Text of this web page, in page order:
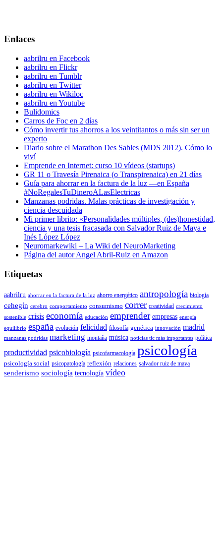
Enlaces
aabrilru en Facebook
aabrilru en Flickr
aabrilru en Tumblr
aabrilru en Twitter
aabrilru en Wikiloc
aabrilru en Youtube
Bulidomics
Carros de Foc en 2 días
Cómo invertir tus ahorros a los veintitantos o más sin ser un
experto
Diario sobre el Marathon Des Sables (MDS 2012). Cómo lo
viví
Emprende en Internet: curso 10 vídeos (startups)
GR 11 o Travesía Pirenaica (o Transpirenaica) en 21 días
Guía para ahorrar en la factura de la luz —en España
#NoRegalesTuDineroALasElectricas
Manzanas podridas. Malas prácticas de investigación y
ciencia descuidada
Mi primer librito: «Personalidades múltiples, (des)honestidad,
ciencia y una tesis fracasada con Salvador Ruiz de Maya e
Inés López López
Neuromarkewiki – La Wiki del NeuroMarketing
Página del autor Angel Abril-Ruiz en Amazon
Etiquetas
aabrilru ahorrar en la factura de la luz ahorro energético antropología biología
cehegín cerebro comportamiento consumismo correr creatividad crecimiento
sostenible crisis economía educación emprender empresas energía
equilibrio españa evolución felicidad filosofía genética innovación madrid
manzanas podridas marketing montaña música noticias tic más importantes política
productividad psicobiología psicofarmacología psicología
psicología social psicopatología reflexión relaciones salvador ruiz de maya
senderismo sociología tecnología vídeo